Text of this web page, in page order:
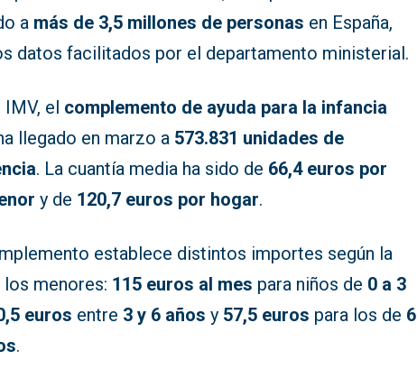
a más de 3,5 millones de personas en España,
datos facilitados por el departamento ministerial.
el complemento de ayuda para la infancia
llegado en marzo a 573.831 unidades de
. La cuantía media ha sido de 66,4 euros por
y de 120,7 euros por hogar.
establece distintos importes según la
los menores: 115 euros al mes para niños de 0 a 3
euros entre 3 y 6 años y 57,5 euros para los de 6
.